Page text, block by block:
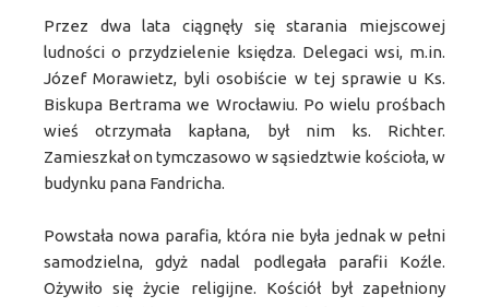
Przez dwa lata ciągnęły się starania miejscowej
ludności o przydzielenie księdza. Delegaci wsi, m.in.
Józef Morawietz, byli osobiście w tej sprawie u Ks.
Biskupa Bertrama we Wrocławiu. Po wielu prośbach
wieś otrzymała kapłana, był nim ks. Richter.
Zamieszkał on tymczasowo w sąsiedztwie kościoła, w
budynku pana Fandricha.
Powstała nowa parafia, która nie była jednak w pełni
samodzielna, gdyż nadal podlegała parafii Koźle.
Ożywiło się życie religijne. Kościół był zapełniony